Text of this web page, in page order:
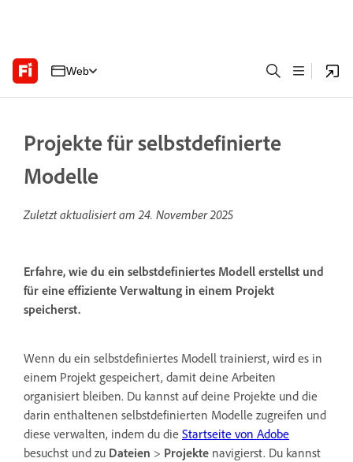
Web
Projekte für selbstdefinierte
Modelle
Zuletzt aktualisiert am24. November 2025
Erfahre, wie du ein selbstdefiniertes Modell erstellst und
für eine effiziente Verwaltung in einem Projekt
speicherst.
Wenn du ein selbstdefiniertes Modell trainierst, wird es in
einem Projekt gespeichert, damit deine Arbeiten
organisiert bleiben. Du kannst auf deine Projekte und die
darin enthaltenen selbstdefinierten Modelle zugreifen und
diese verwalten, indem du die Startseite von Adobe
besuchst und zu Dateien > Projekte navigierst. Du kannst